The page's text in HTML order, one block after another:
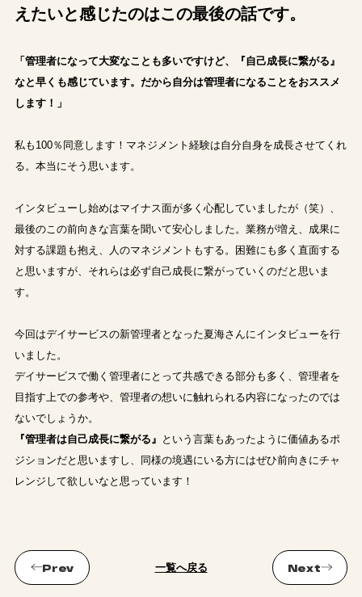
えたいと感じたのはこの最後の話です。
「管理者になって大変なことも多いですけど、『自己成長に繋がる』
なと早くも感じています。だから自分は管理者になることをおススメ
します！」
私も100％同意します！マネジメント経験は自分自身を成長させてくれ
る。本当にそう思います。
インタビューし始めはマイナス面が多く心配していましたが（笑）、
最後のこの前向きな言葉を聞いて安心しました。業務が増え、成果に
対する課題も抱え、人のマネジメントもする。困難にも多く直面する
と思いますが、それらは必ず自己成長に繋がっていくのだと思いま
す。
今回はデイサービスの新管理者となった夏海さんにインタビューを行
いました。
デイサービスで働く管理者にとって共感できる部分も多く、管理者を
目指す上での参考や、管理者の想いに触れられる内容になったのでは
ないでしょうか。
『管理者は自己成長に繋がる』 という言葉もあったように価値あるポ
ジションだと思いますし、同様の境遇にいる方にはぜひ前向きにチャ
レンジして欲しいなと思っています！
一覧へ戻る